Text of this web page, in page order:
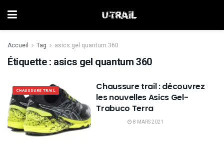
Accueil Tag asics gel quantum 360
Étiquette : asics gel quantum 360
CHAUSSURE TRAIL
Chaussure trail : découvrez
les nouvelles Asics Gel-
Trabuco Terra
8 MARS 2021